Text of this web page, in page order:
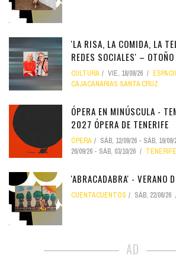
'LA RISA, LA COMIDA, LA
REDES SOCIALES' –
CULTURA VIE, 18/09/26
CAJACANARIAS SANTA CRUZ
ÓPERA EN MINÚSCULA -
2027 ÓPERA DE TENERIFE
ÓPERA SÁB, 12/09/26 - SÁB, 19/09/
26/09/26 - SÁB, 03/10/26 TENERIFE
'ABRACADABRA' - VERANO
CUENTACUENTOS SÁB, 22/08/26
AD